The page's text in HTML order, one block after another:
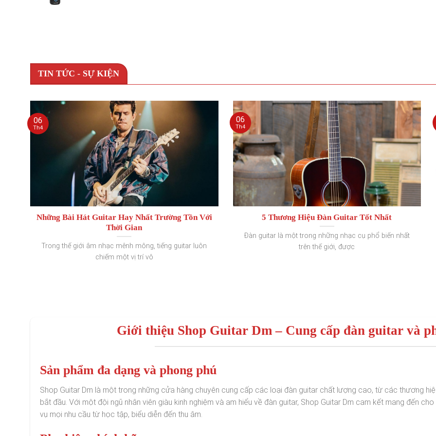
TIN TỨC - SỰ KIỆN
Những Bài Hát Guitar Hay Nhất Trường Tồn Với
Thời Gian
Trong thế giới âm nhạc mênh mông, tiếng guitar luôn
chiếm một vị trí vô
06
Th4
5 Thương Hiệu Đàn Guitar Tốt Nhất
Đàn guitar là một trong những nhạc cụ phổ biến nhất
trên thế giới, được
06
Th4
Giới thiệu Shop Guitar Dm – Cung cấp đàn guitar và
Sản phẩm đa dạng và phong phú
Shop Guitar Dm là một trong những cửa hàng chuyên cung cấp các loại đàn guitar chất lượng cao, từ các thương
bắt đầu. Với một đội ngũ nhân viên giàu kinh nghiệm và am hiểu về đàn guitar, Shop Guitar Dm cam kết mang đến
vụ mọi nhu cầu từ học tập, biểu diễn đến thu âm.